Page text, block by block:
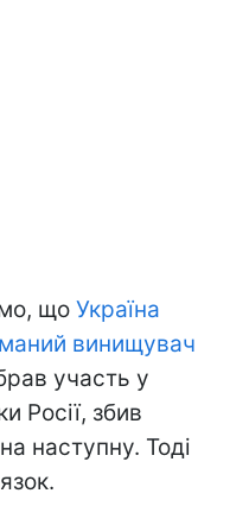
що Україна
винищувач
участь у
Росії, збив
наступну. Тоді